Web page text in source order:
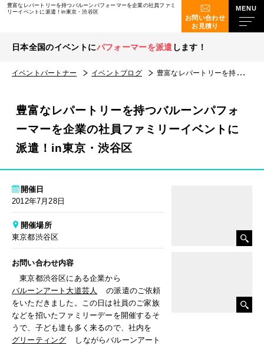
豊富なレパートリーを持つバルーンパフォーマーを企業の社員ファミ
リーイベントに派遣！in東京・渋谷区
お問い合わせ
お見積り
日本全国のイベントにパフォーマーを派遣 します！
イベントパートナー イベントブログ 豊富なレパートリーを持つバルーンパフォーマーを企業の社員ファミリーイベントに派遣！in東京・渋谷区
豊富なレパートリーを持つバルーンパフォ
ーマーを企業の社員ファミリーイベントに
派遣！in東京・渋谷区
開催日
2012年7月28日
開催場所
東京都渋谷区
お問い合わせ内容
東京都渋谷区にある企業から
バルーンアート大道芸人
の派遣のご依頼
をいただきました。この日は社員のご家族
などを招いたファミリーデーを開催するそ
うで、子ども達も多く来るので、社内を
グリーティング
しながらバルーンアート